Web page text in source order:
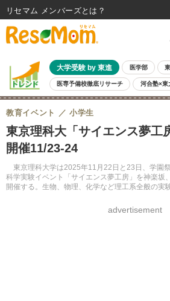
大学受験 by 東進 医学部
医専予備校徹底リサーチ 河合塾×東
親子で考える大学選び 高校受験 中学受験
共通テスト 夏休み
8月開催イベント・WS 全国公立高校 過去問
自由研究教材（小学生向け）
東京理科大「サイエンス夢工
開催11/23-24
東京理科大学は2025年11月22日と23日、学園祭
科学実験イベント「サイエンス夢工房」を神楽坂
開催する。生物、物理、化学など理工系全般の実
教育イベント 小学生
advertisement
リセマム メンバーズ